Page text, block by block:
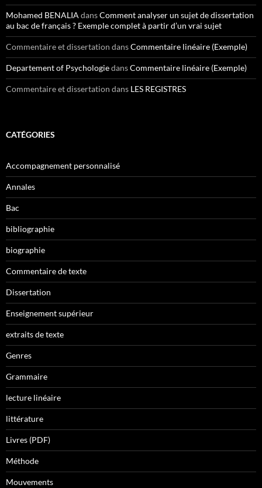
Mohamed BENALIA dansComment analyser un sujet de dissertation
au bac de français ? Exemple complet à partir d’un vrai sujet
Commentaire et dissertation dansCommentaire linéaire (Exemple)
Departement of PsychologiedansCommentaire linéaire (Exemple)
Commentaire et dissertation dans LES REGISTRES
CATÉGORIES
Accompagnement personnalisé
Annales
Bac
bibliographie
biographie
Commentaire de texte
Dissertation
Enseignement supérieur
extraits de texte
Genres
Grammaire
lecture linéaire
littérature
Livres (PDF)
Méthode
Mouvements